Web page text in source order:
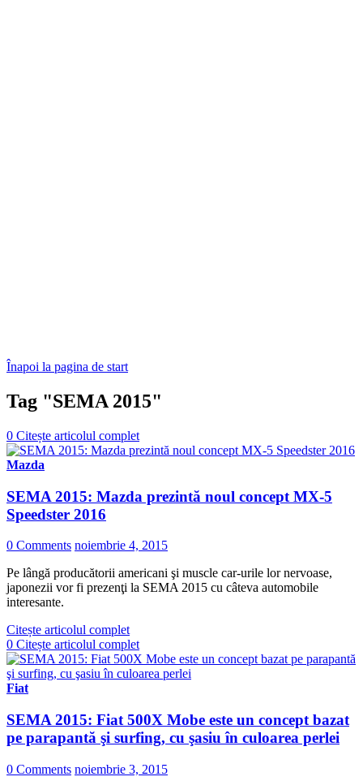
Înapoi la pagina de start
Tag "SEMA 2015"
0 Citește articolul complet
Mazda
SEMA 2015: Mazda prezintă noul concept MX-5
Speedster 2016
0 Comments noiembrie 4, 2015
Pe lângă producătorii americani şi muscle car-urile lor nervoase,
japonezii vor fi prezenţi la SEMA 2015 cu câteva automobile
interesante.
Citește articolul complet
0 Citește articolul complet
Fiat
SEMA 2015: Fiat 500X Mobe este un concept bazat
pe parapantă şi surfing, cu şasiu în culoarea perlei
0 Comments noiembrie 3, 2015